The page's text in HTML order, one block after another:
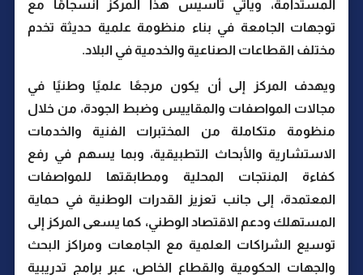
المستدامة، ويأتي تأسيس هذا المركز انسجامًا مع
توجهات الجامعة في بناء منظومة علمية حديثة تخدم
مختلف القطاعات الصناعية والخدمية في البلاد.
ويهدف المركز إلى أن يكون مرجعًا علميًا وطنيًا في
مجالات المواصفات والمقاييس وضبط الجودة، من خلال
منظومة متكاملة من المختبرات الفنية والخدمات
الاستشارية والأبحاث التطبيقية، وبما يسهم في رفع
كفاءة المنتجات المحلية ومطابقتها للمواصفات
المعتمدة، إلى جانب تعزيز القدرات الوطنية في حماية
المستهلك ودعم الاقتصاد الوطني، كما يسعى المركز إلى
توسيع الشراكات العلمية مع الجامعات ومراكز البحث
والجهات الحكومية والقطاع الخاص، عبر برامج تدريبية